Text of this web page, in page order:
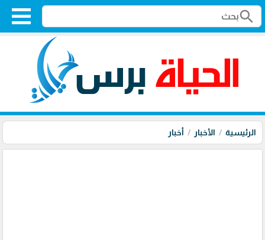
search
الرئيسية الأخبار أخبار